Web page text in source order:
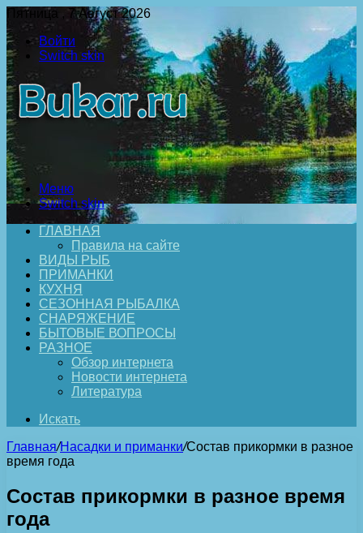
Пятница , 7 Август 2026
Войти
Switch skin
Меню
Switch skin
ГЛАВНАЯ
Правила на сайте
ВИДЫ РЫБ
ПРИМАНКИ
КУХНЯ
СЕЗОННАЯ РЫБАЛКА
СНАРЯЖЕНИЕ
БЫТОВЫЕ ВОПРОСЫ
РАЗНОЕ
Обзор интернета
Новости интернета
Литература
Искать
Главная/Насадки и приманки/Состав прикормки в разное
время года
Состав прикормки в разное время
года